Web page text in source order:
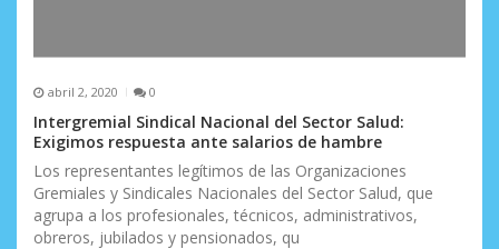
abril 2, 2020 0
Intergremial Sindical Nacional del Sector Salud:
Exigimos respuesta ante salarios de hambre
Los representantes legítimos de las Organizaciones
Gremiales y Sindicales Nacionales del Sector Salud, que
agrupa a los profesionales, técnicos, administrativos,
obreros, jubilados y pensionados, qu